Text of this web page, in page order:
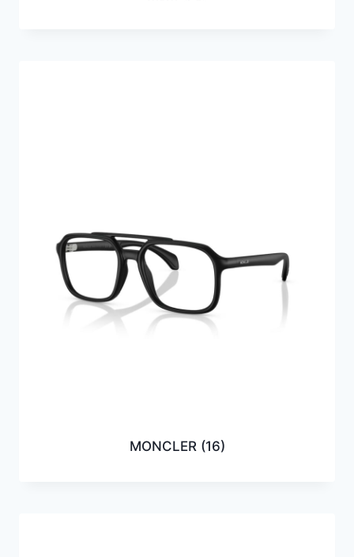
MONCLER (16)